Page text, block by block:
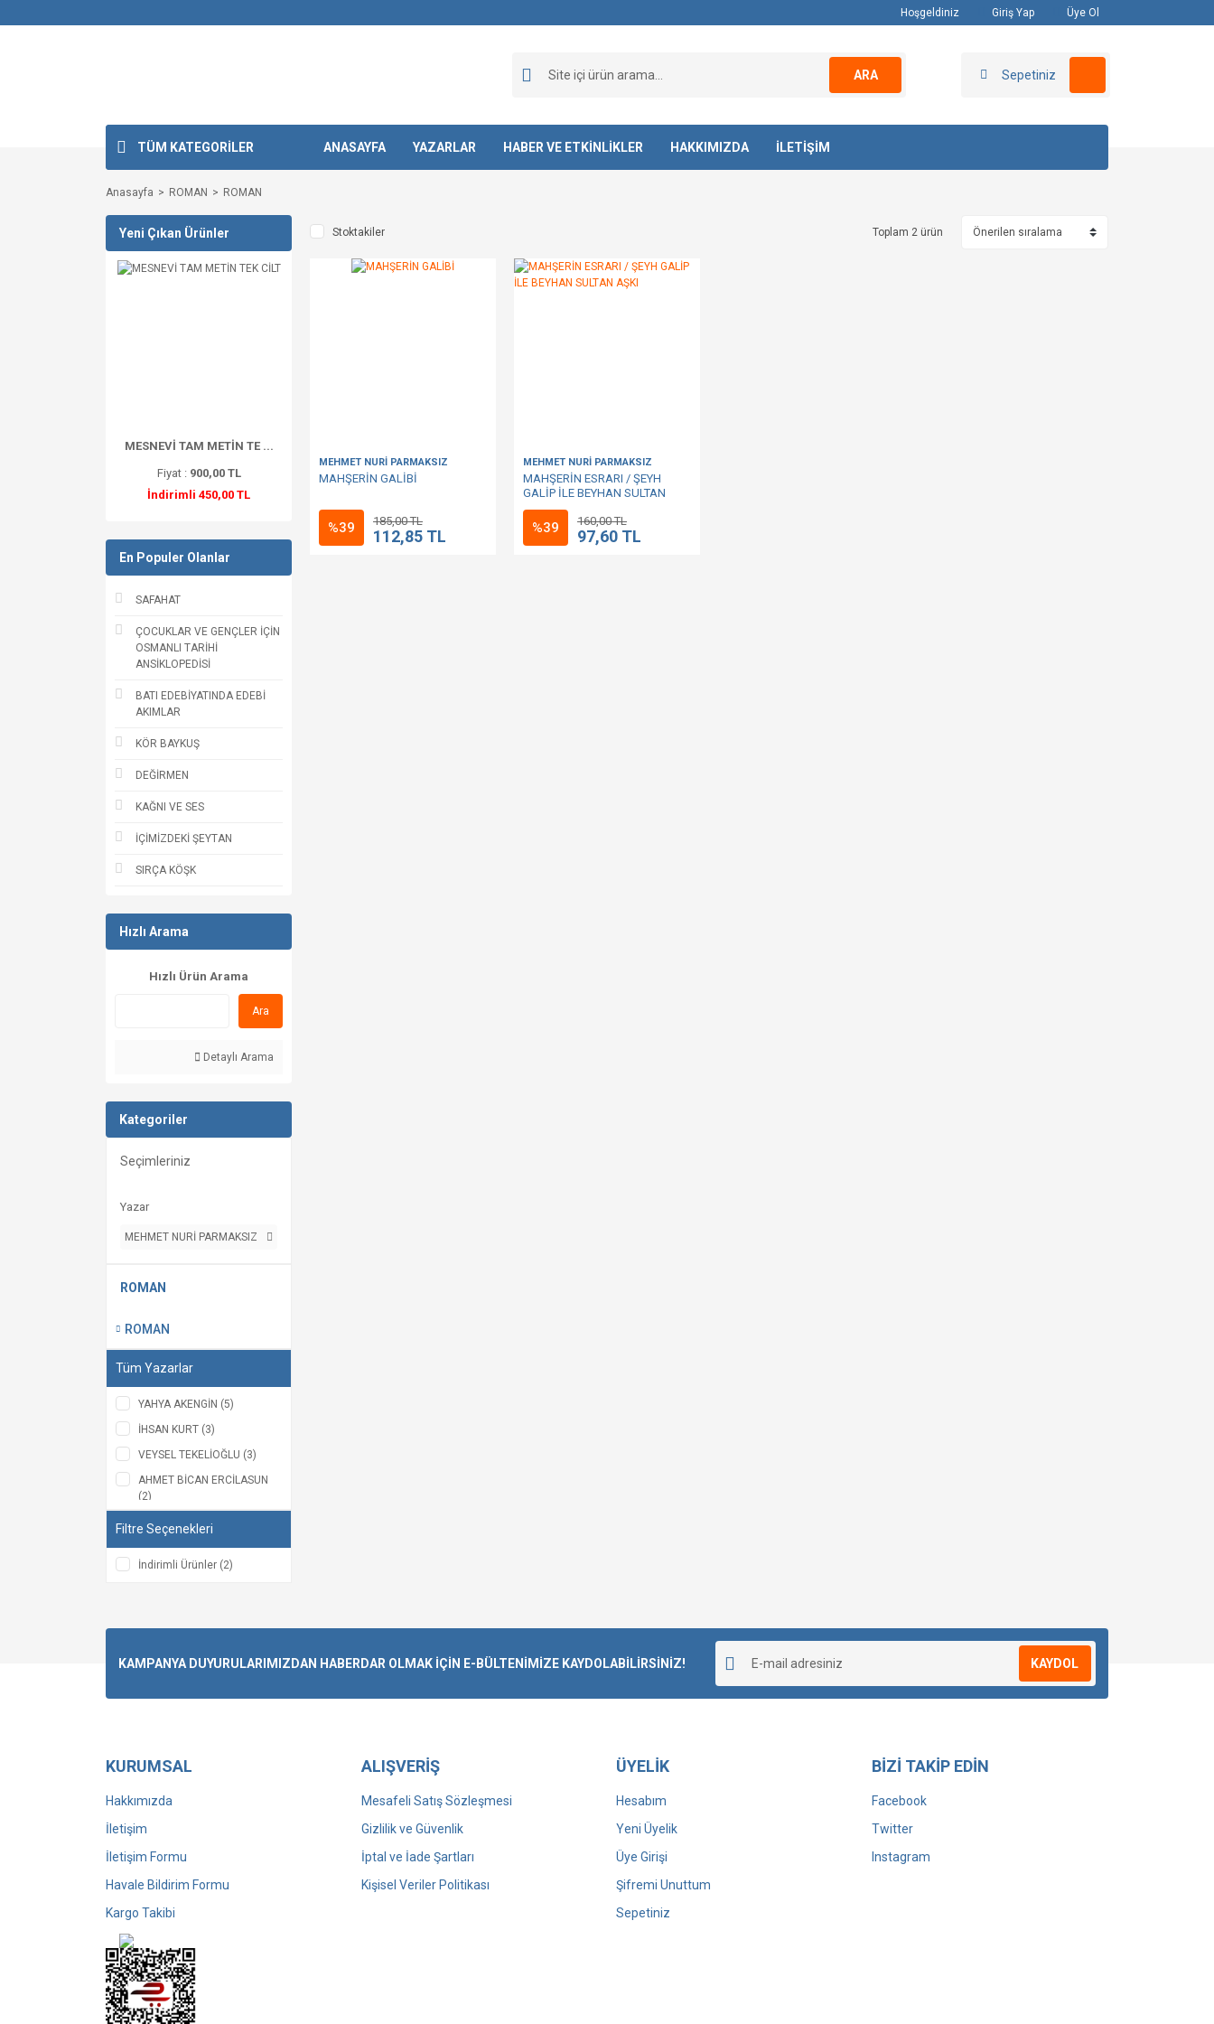
Hoşgeldiniz Giriş Yap Üye Ol
ARA Sepetiniz
TÜM KATEGORİLER ANASAYFA YAZARLAR HABER VE ETKİNLİKLER HAKKIMIZDA İLETİŞİM
Anasayfa ROMAN ROMAN
Yeni Çıkan Ürünler
MESNEVİ TAM METİN TE ...
Fiyat : 900,00 TL
İndirimli 450,00 TL
En Populer Olanlar
SAFAHAT
ÇOCUKLAR VE GENÇLER İÇİN
OSMANLI TARİHİ
ANSİKLOPEDİSİ
BATI EDEBİYATINDA EDEBİ
AKIMLAR
KÖR BAYKUŞ
DEĞİRMEN
KAĞNI VE SES
İÇİMİZDEKİ ŞEYTAN
SIRÇA KÖŞK
Hızlı Arama
Hızlı Ürün Arama
Ara
Detaylı Arama
Kategoriler
Seçimleriniz
Yazar
MEHMET NURİ PARMAKSIZ
ROMAN
ROMAN
Tüm Yazarlar
YAHYA AKENGİN (5)
İHSAN KURT (3)
VEYSEL TEKELİOĞLU (3)
AHMET BİCAN ERCİLASUN
(2)
AHMET ERDAL (2)
DURSUN KUVELOĞLU (2)
MEHMET DİKİCİ (2)
ABDULHAKİM KOÇİN (1)
BERNA USLU KAYA (1)
GÜLHAN YALÇINKAYA (1)
HAMDİ MERSİN (1)
HÜZEYME YEŞİM KOÇAK
(1)
İSMAİL YILDIZ (1)
Filtre Seçenekleri
İndirimli Ürünler (2)
Stoktakiler Toplam 2 ürün
MEHMET NURİ PARMAKSIZ
MAHŞERİN GALİBİ
%39 185,00 TL
112,85 TL
MEHMET NURİ PARMAKSIZ
MAHŞERİN ESRARI / ŞEYH
GALİP İLE BEYHAN SULTAN
AŞKI
%39 160,00 TL
97,60 TL
KAMPANYA DUYURULARIMIZDAN HABERDAR OLMAK İÇİN E-BÜLTENİMİZE KAYDOLABİLİRSİNİZ! KAYDOL
KURUMSAL
Hakkımızda
İletişim
İletişim Formu
Havale Bildirim Formu
Kargo Takibi
ALIŞVERİŞ
Mesafeli Satış Sözleşmesi
Gizlilik ve Güvenlik
İptal ve İade Şartları
Kişisel Veriler Politikası
ÜYELİK
Hesabım
Yeni Üyelik
Üye Girişi
Şifremi Unuttum
Sepetiniz
BİZİ TAKİP EDİN
Facebook
Twitter
Instagram